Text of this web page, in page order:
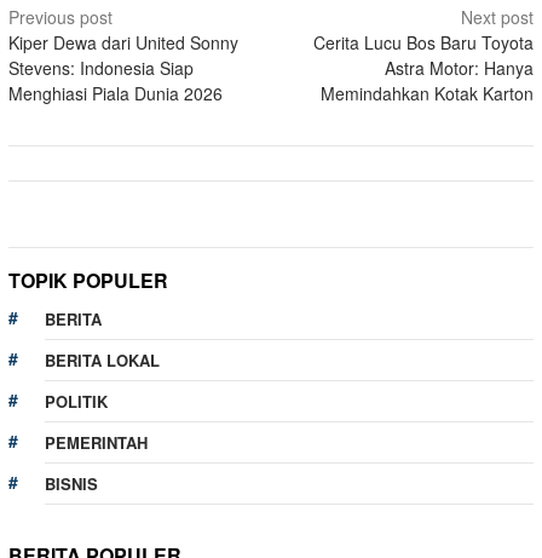
Post
navigation
Previous post
Kiper Dewa dari United Sonny
Stevens: Indonesia Siap
Menghiasi Piala Dunia 2026
Next post
Cerita Lucu Bos Baru Toyota
Astra Motor: Hanya
Memindahkan Kotak Karton
TOPIK POPULER
BERITA
BERITA LOKAL
POLITIK
PEMERINTAH
BISNIS